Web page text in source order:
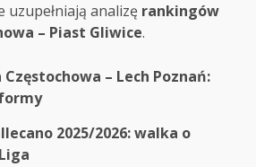
uzupełniają analizę rankingów
– Piast Gliwice.
– Lech Poznań:
2025/2026: walka o